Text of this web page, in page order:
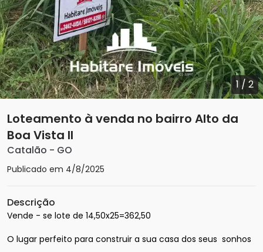
1 / 2
Loteamento à venda no bairro Alto da
Boa Vista II
Catalão - GO
Publicado em 4/8/2025
Descrição
Vende - se lote de 14,50x25=362,50
O lugar perfeito para construir a sua casa dos seus  sonhos